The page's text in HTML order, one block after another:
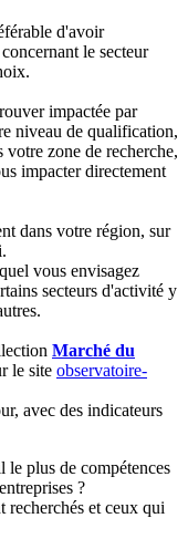
d'avoir
le secteur
impactée par
niveau de qualification,
zone de recherche,
impacter directement
dans votre région, sur
vous envisagez
secteurs d'activité y
Marché du
le site observatoire-
avec des indicateurs
le plus de compétences
?
recherchés et ceux qui